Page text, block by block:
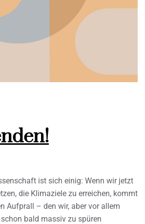
ist sich einig: Wenn wir jetzt
die Klimaziele zu erreichen, kommt
Aufprall – den wir, aber vor allem
bald massiv zu spüren